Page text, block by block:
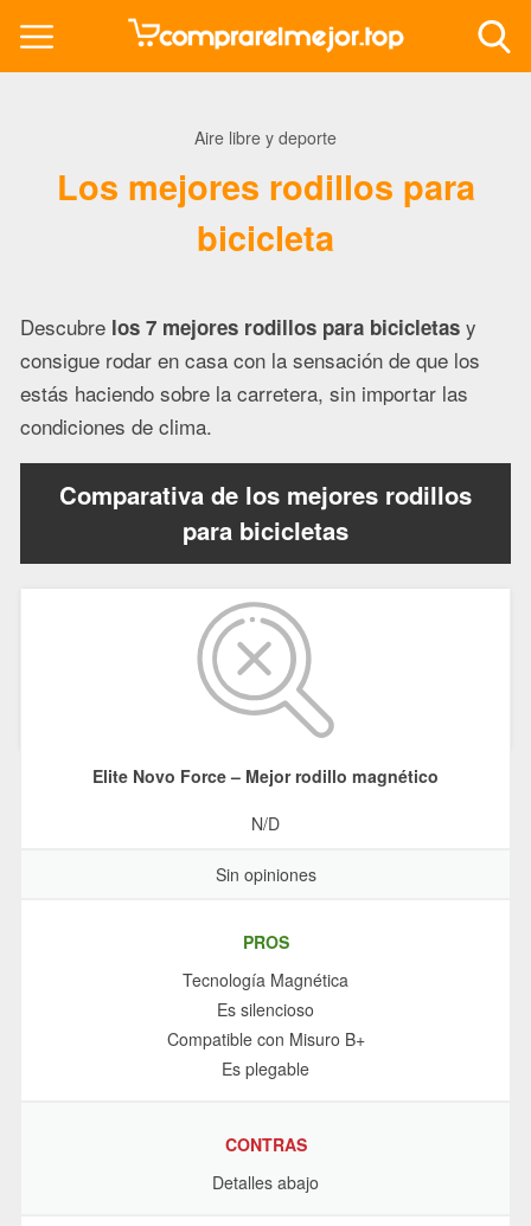
Aire libre y deporte
Los mejores rodillos para
bicicleta
Descubre los 7 mejores rodillos para bicicletas y
consigue rodar en casa con la sensación de que los
estás haciendo sobre la carretera, sin importar las
condiciones de clima.
Comparativa de los mejores rodillos
para bicicletas
Elite Novo Force – Mejor rodillo magnético
N/D
Sin opiniones
PROS
Tecnología Magnética
Es silencioso
Compatible con Misuro B+
Es plegable
CONTRAS
Detalles abajo